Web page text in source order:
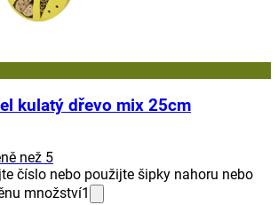
kulatý dřevo mix 25cm
než 5
číslo nebo použijte šipky nahoru nebo
množství1